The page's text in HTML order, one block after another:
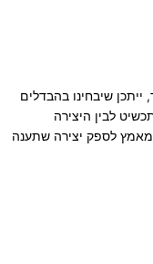
ייתכן שיבחינו בהבדלים
לבין היצירה
לספק יצירה שתענה